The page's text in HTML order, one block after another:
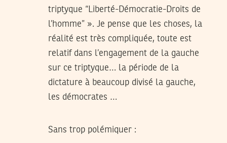
triptyque “Liberté-Démocratie-Droits de
l’homme” ». Je pense que les choses, la
réalité est très compliquée, toute est
relatif dans l’engagement de la gauche
sur ce triptyque… la période de la
dictature à beaucoup divisé la gauche,
les démocrates …
Sans trop polémiquer :